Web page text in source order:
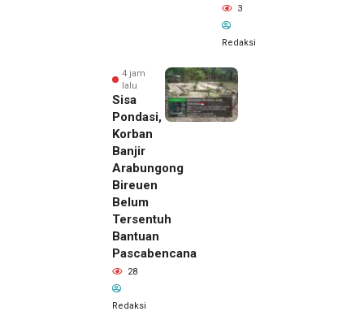
3
Redaksi
4 jam
lalu
Sisa
Pondasi,
Korban
Banjir
Arabungong
Bireuen
Belum
Tersentuh
Bantuan
Pascabencana
28
Redaksi
12 menit
Sidang
Perdata